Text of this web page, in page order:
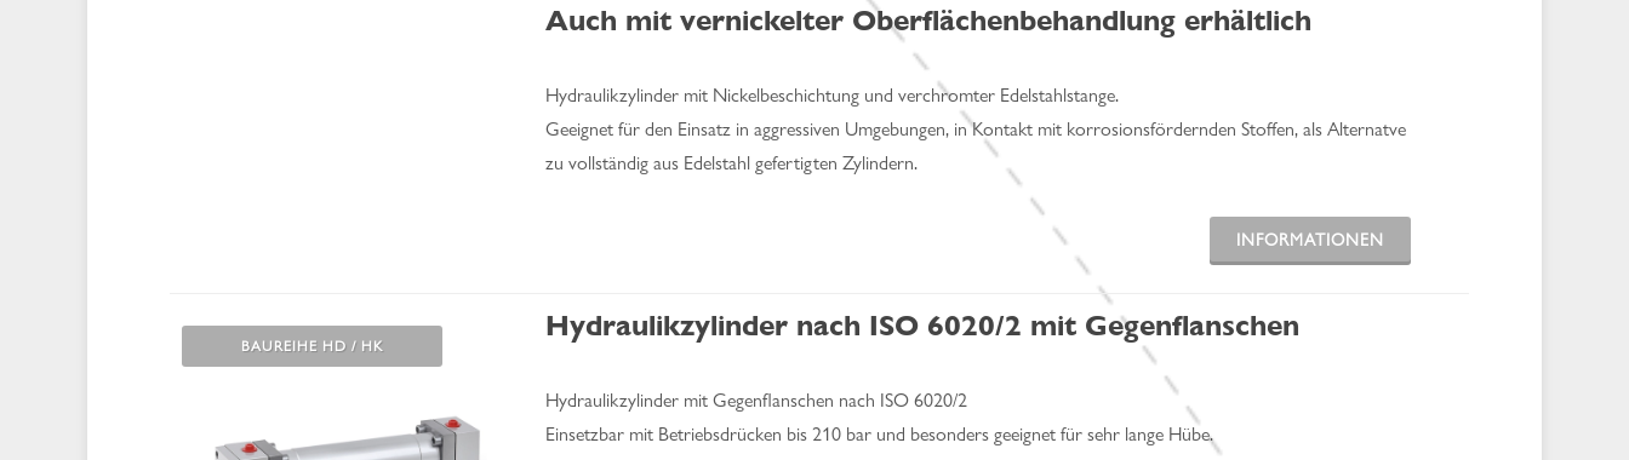
Auch mit vernickelter Oberflächenbehandlung erhältlich
Hydraulikzylinder mit Nickelbeschichtung und verchromter Edelstahlstange.
Geeignet für den Einsatz in aggressiven Umgebungen, in Kontakt mit korrosionsfördernden Stoffen, als Alternatve
zu vollständig aus Edelstahl gefertigten Zylindern.
INFORMATIONEN
BAUREIHE HD / HK
Hydraulikzylinder nach ISO 6020/2 mit Gegenflanschen
Hydraulikzylinder mit Gegenflanschen nach ISO 6020/2
Einsetzbar mit Betriebsdrücken bis 210 bar und besonders geeignet für sehr lange Hübe.